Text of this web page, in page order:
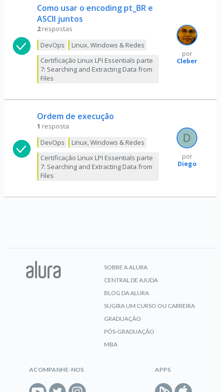
Como usar o encoding pt_BR e
ASCII juntos
2 respostas
DevOps
Linux, Windows & Redes
Certificação Linux LPI Essentials parte
7: Searching and Extracting Data from
Files
por
Cleber
Ordem de execução
1 resposta
DevOps
Linux, Windows & Redes
Certificação Linux LPI Essentials parte
7: Searching and Extracting Data from
Files
por
Diego
SOBRE A ALURA
CENTRAL DE AJUDA
BLOG DA ALURA
SUGIRA UM CURSO OU CARREIRA
GRADUAÇÃO
PÓS-GRADUAÇÃO
MBA
ACOMPANHE-NOS APPS